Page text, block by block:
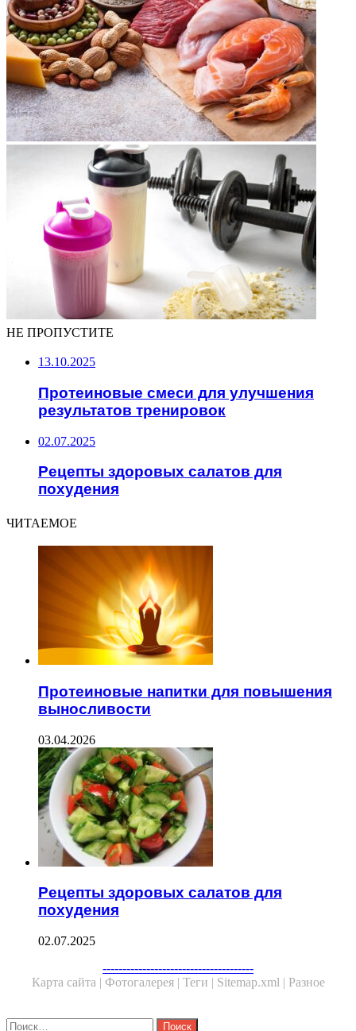
НЕ ПРОПУСТИТЕ
13.10.2025
Протеиновые смеси для улучшения
результатов тренировок
02.07.2025
Рецепты здоровых салатов для
похудения
ЧИТАЕМОЕ
Протеиновые напитки для повышения
выносливости
03.04.2026
Рецепты здоровых салатов для
похудения
02.07.2025
--------------------------------------
Карта сайта | Фотогалерея | Теги | Sitemap.xml | Разное
Close
Найти: